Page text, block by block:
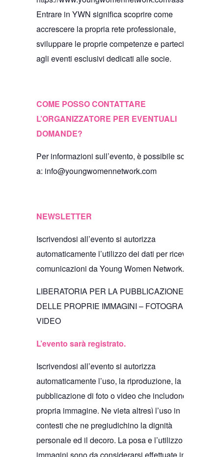
Entrare in YWN significa scoprire come
accrescere la propria rete professionale,
sviluppare le proprie competenze e partecipare
agli eventi esclusivi dedicati alle socie.
COME POSSO CONTATTARE
L’ORGANIZZATORE PER EVENTUALI
DOMANDE?
Per informazioni sull’evento, è possibile scrivere
a: info@youngwomennetwork.com
NEWSLETTER
Iscrivendosi all’evento si autorizza
automaticamente l’utilizzo dei dati per ricevere
comunicazioni da Young Women Network.
LIBERATORIA PER LA PUBBLICAZIONE
DELLE PROPRIE IMMAGINI – FOTOGRAFIE O
VIDEO
L’evento sarà registrato.
Iscrivendosi all’evento si autorizza
automaticamente l’uso, la riproduzione, la
pubblicazione di foto o video che includono la
propria immagine. Ne vieta altresì l’uso in
contesti che ne pregiudichino la dignità
personale ed il decoro. La posa e l’utilizzo delle
immagini sono da considerarsi effettuate in